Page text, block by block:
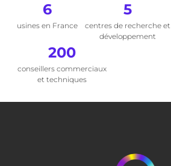
6
usines en France
5
centres de recherche et
développement
200
conseillers commerciaux
et techniques